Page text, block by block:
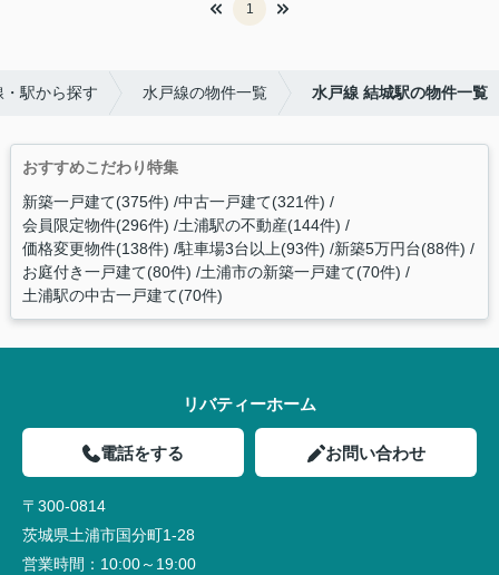
1
・駅から探す 水戸線の物件一覧 水戸線 結城駅の物件一覧
おすすめこだわり特集
新築一戸建て(375件) 中古一戸建て(321件)
会員限定物件(296件) 土浦駅の不動産(144件)
価格変更物件(138件) 駐車場3台以上(93件) 新築5万円台(88件)
お庭付き一戸建て(80件) 土浦市の新築一戸建て(70件)
土浦駅の中古一戸建て(70件)
リバティーホーム
電話をする お問い合わせ
〒300-0814
茨城県土浦市国分町1-28
営業時間： 10:00～19:00